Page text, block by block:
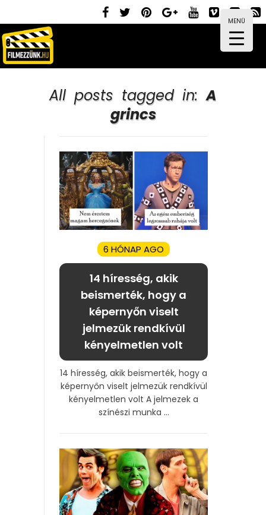
MENÜ
All posts tagged in:A
grincs
6 HÓNAP AGO
14 híresség, akik
beismerték, hogy a
képernyőn viselt
jelmezük rendkívül
kényelmetlen volt
14 híresség, akik beismerték, hogy a
képernyőn viselt jelmezük rendkívül
kényelmetlen volt A jelmezek a
színészi munka ...